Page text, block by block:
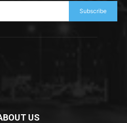
Subscribe
US